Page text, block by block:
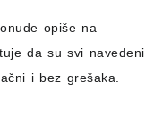
opiše na
da su svi navedeni
i bez grešaka.